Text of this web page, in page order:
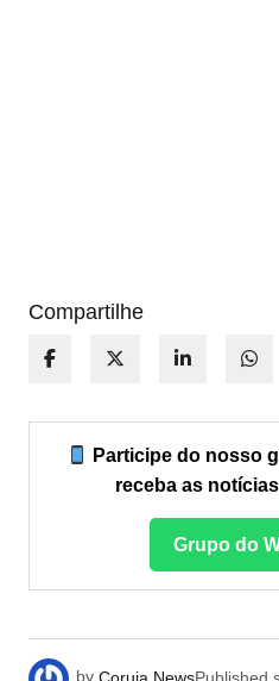
Compartilhe
Participe do nosso
receba as
Grupo do
by Coruja NewsPublished